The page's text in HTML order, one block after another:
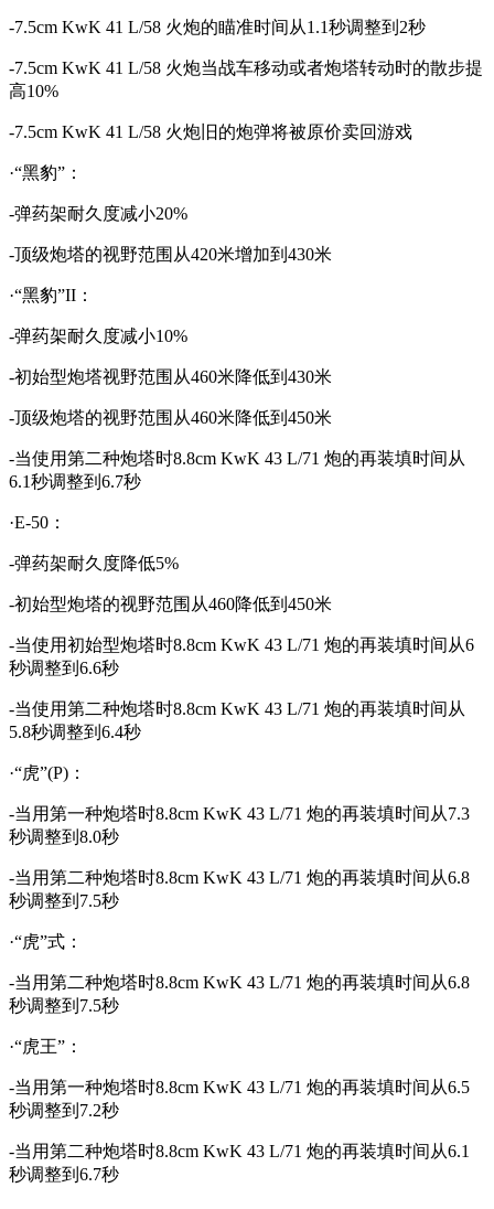
-7.5cm KwK 41 L/58 火炮的瞄准时间从1.1秒调整到2秒
-7.5cm KwK 41 L/58 火炮当战车移动或者炮塔转动时的散步提
高10%
-7.5cm KwK 41 L/58 火炮旧的炮弹将被原价卖回游戏
·“黑豹”：
-弹药架耐久度减小20%
-顶级炮塔的视野范围从420米增加到430米
·“黑豹”II：
-弹药架耐久度减小10%
-初始型炮塔视野范围从460米降低到430米
-顶级炮塔的视野范围从460米降低到450米
-当使用第二种炮塔时8.8cm KwK 43 L/71 炮的再装填时间从
6.1秒调整到6.7秒
·E-50：
-弹药架耐久度降低5%
-初始型炮塔的视野范围从460降低到450米
-当使用初始型炮塔时8.8cm KwK 43 L/71 炮的再装填时间从6
秒调整到6.6秒
-当使用第二种炮塔时8.8cm KwK 43 L/71 炮的再装填时间从
5.8秒调整到6.4秒
·“虎”(P)：
-当用第一种炮塔时8.8cm KwK 43 L/71 炮的再装填时间从7.3
秒调整到8.0秒
-当用第二种炮塔时8.8cm KwK 43 L/71 炮的再装填时间从6.8
秒调整到7.5秒
·“虎”式：
-当用第二种炮塔时8.8cm KwK 43 L/71 炮的再装填时间从6.8
秒调整到7.5秒
·“虎王”：
-当用第一种炮塔时8.8cm KwK 43 L/71 炮的再装填时间从6.5
秒调整到7.2秒
-当用第二种炮塔时8.8cm KwK 43 L/71 炮的再装填时间从6.1
秒调整到6.7秒